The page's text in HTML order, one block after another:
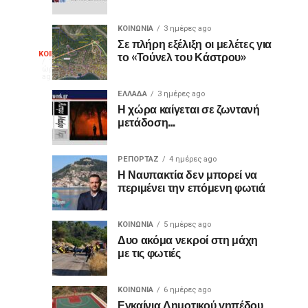
ΚΟΙΝΩΝΙΑ
16
ώρες
ago
Θερμό
χειροκρότημα
για
τον
«Ίωνα»
στο
Κάστρο
της
Με
μεγάλη
επιτυχία
πραγματοποιήθηκε
την
Τετάρτη,
Αυγούστου
2026,
στο
Κάστρο
της
Ναυπάκτου,
θεατρική
παράσταση «Ίων
του
Μπότσαρη
διακεκριμένος
κιθαριστής
Δημήτρης
Σουκαράς
Ναύπακτο
2026 ΚΟΙΝΩΝΙΑ 3 ημέρες ago
Σε πλήρη εξέλιξη οι μελέτες για
το «Τούνελ του Κάστρου»
ΕΛΛΑΔΑ 3 ημέρες ago
Η χώρα καίγεται σε ζωντανή
μετάδοση…
ΡΕΠΟΡΤΑΖ 4 ημέρες ago
Η Ναυπακτία δεν μπορεί να
περιμένει την επόμενη φωτιά
ΚΟΙΝΩΝΙΑ 5 ημέρες ago
Δυο ακόμα νεκροί στη μάχη
με τις φωτιές
ΚΟΙΝΩΝΙΑ 6 ημέρες ago
Εγκαίνια Δημοτικού γηπέδου